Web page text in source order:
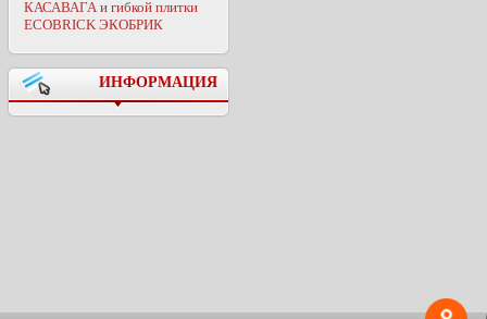
КАСАВАГА и гибкой плитки
ECOBRICK ЭКОБРИК
ИНФОРМАЦИЯ